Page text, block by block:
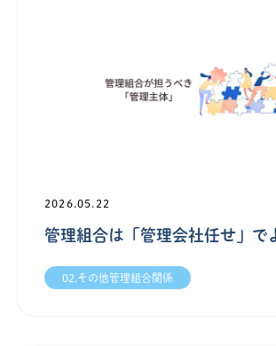
2026.05.22
管理組合は「管理会社任せ」で
02.その他管理組合関係